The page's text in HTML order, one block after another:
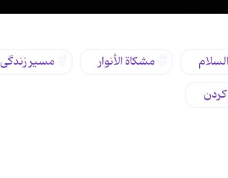
مشکاة الأنوار مسیر زندگی
کردن